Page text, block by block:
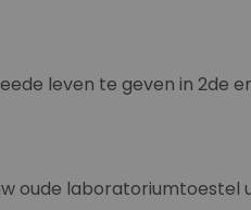
leven te geven in 2de
oude